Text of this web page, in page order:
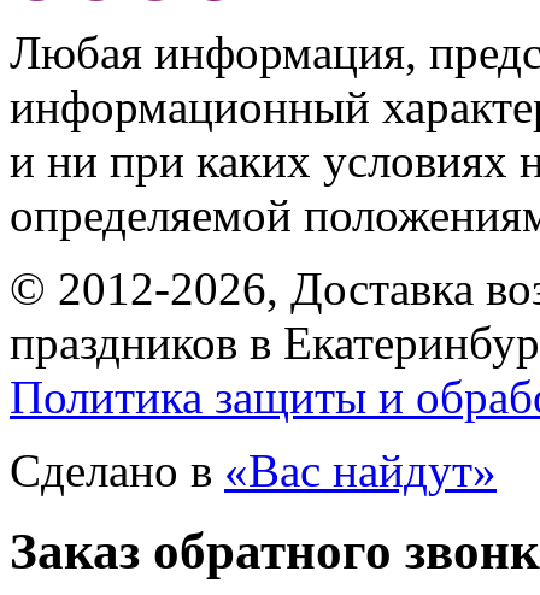
Любая информация,
информационный
и ни при каких условиях
определяемой
© 2012-2026, Доставка
праздников в
Политика защиты и
Сделано в «Вас найдут»
Заказ обратного